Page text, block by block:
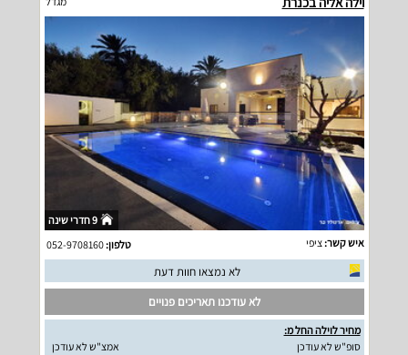
9 חדרי שינה
איש קשר:ציפי טלפון:052-9708160
לא נמצאו חוות דעת
לא עודכנו תאריכים פנויים
מחיר לוילה החל מ:
סופ"ש לא עודכן
אמצ"ש לא עודכן